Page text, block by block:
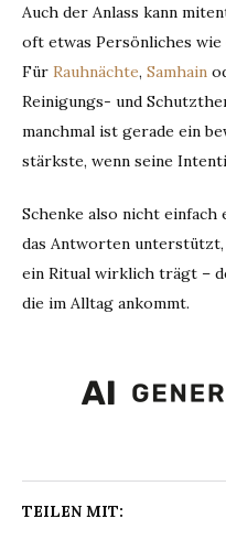
Auch der Anlass kann
oft etwas Persönliches wie
Für Rauhnächte, Samhain
Reinigungs- und
manchmal ist gerade ein
stärkste, wenn seine
Schenke also nicht einfach
das Antworten
ein Ritual wirklich trägt –
die im Alltag ankommt.
TEILEN MIT: